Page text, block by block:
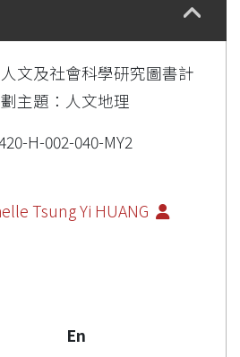
文及社會科學研究圖書計
主題：人文地理
H-002-040-MY2
Tsung Yi HUANG
En